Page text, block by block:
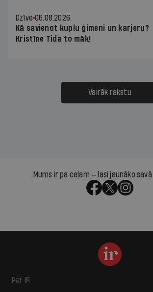
Dzīve 06.08.2026.
Kā savienot kuplu ģimeni un karjeru?
Kristīne Tida to māk!
Vairāk rakstu
Mums ir pa ceļam — lasi jaunāko
Par IR